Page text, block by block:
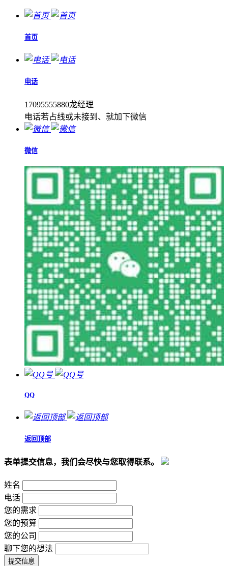
首页
电话
17095555880龙经理
电话若占线或未接到、就加下微信
微信
QQ
返回顶部
表单提交信息，我们会尽快与您取得联系。
姓名
电话
您的需求
您的预算
您的公司
聊下您的想法